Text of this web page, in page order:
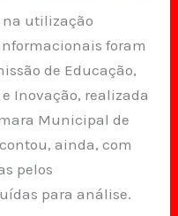
na utilização
foram
de Educação,
Inovação, realizada
Municipal de
ainda, com
pelos
para análise.